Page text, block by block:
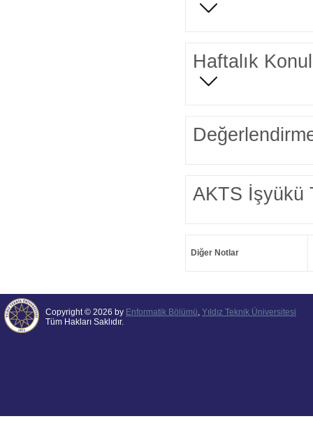
Haftalık
AKTS İşyükü
Diğer Notlar
Copyright © 2026 by Enformatik Bölümü, Yıldız Teknik Üniversitesi
Tüm Hakları Saklıdır.